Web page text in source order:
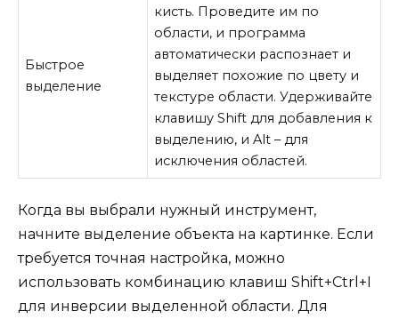
Быстрое
выделение
кисть. Проведите им по
области, и программа
автоматически распознает и
выделяет похожие по цвету и
текстуре области. Удерживайте
клавишу Shift для добавления к
выделению, и Alt – для
исключения областей.
Когда вы выбрали нужный инструмент,
начните выделение объекта на картинке. Если
требуется точная настройка, можно
использовать комбинацию клавиш Shift+Ctrl+I
для инверсии выделенной области. Для